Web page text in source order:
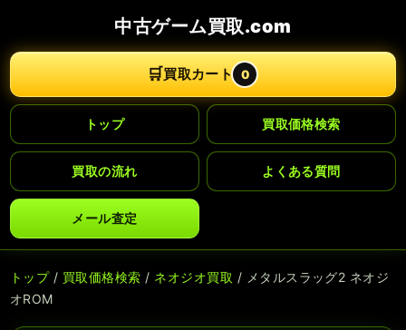
中古ゲーム買取.com
🛒買取カート 0
トップ 買取価格検索
買取の流れ よくある質問
メール査定
トップ/ 買取価格検索 / ネオジオ買取 / メタルスラッグ2 ネオジ
オROM